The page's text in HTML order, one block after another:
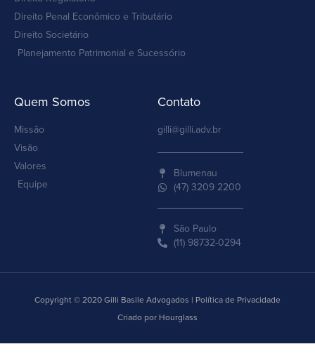
Direito Penal Econômico e Tributário
Direito Societário
Planejamento Patrimonial e Sucessório
Quem Somos
Missão
Visão
Valores
Equipe
Contato
gilli@gilli.adv.br
Blumenau
(47) 3209 2200
São Paulo
(11) 98732-0294
Copyright © 2020 Gilli Basile Advogados | Política de Privacidade
Criado por Hourglass